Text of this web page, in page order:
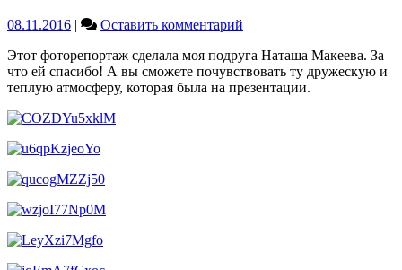
08.11.2016 | Оставить комментарий
с
презентации
книги
Этот фоторепортаж сделала моя подруга Наташа Макеева. За
что ей спасибо! А вы сможете почувствовать ту дружескую и
теплую атмосферу, которая была на презентации.